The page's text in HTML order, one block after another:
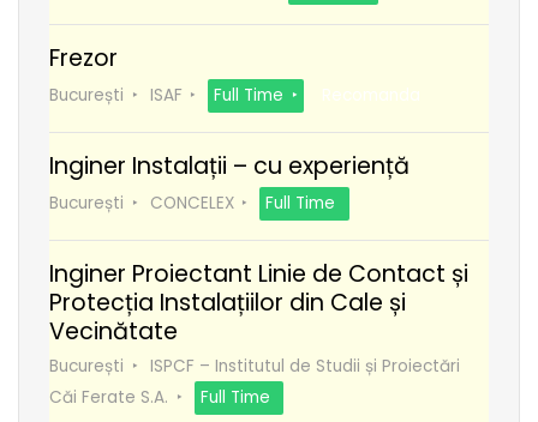
Frezor
București ISAF Full Time Recomanda
Inginer Instalații – cu experiență
București CONCELEX Full Time
Inginer Proiectant Linie de Contact și
Protecția Instalațiilor din Cale și
Vecinătate
București
ISPCF – Institutul de Studii și Proiectări
Căi Ferate S.A.
Full Time